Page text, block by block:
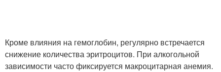
Кроме влияния на гемоглобин, регулярно встречается
снижение количества эритроцитов. При алкогольной
зависимости часто фиксируется макроцитарная анемия.